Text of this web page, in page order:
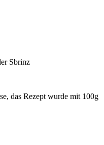
Sbrinz
das Rezept wurde mit 100g